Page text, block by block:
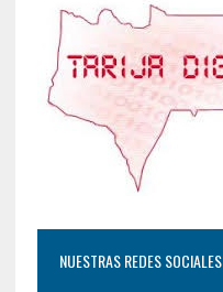
NUESTRAS REDES SOCIALES